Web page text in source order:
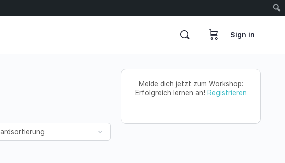
Sign in
Melde dich jetzt zum Workshop:
Erfolgreich lernen an! Registrieren